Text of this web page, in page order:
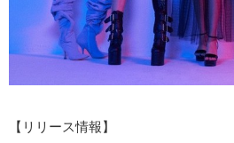
【リリース情報】